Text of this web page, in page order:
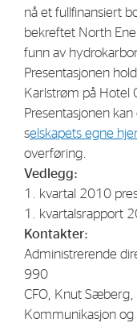
nå et fullfinansiert
bekreftet North
funn av
Presentasjonen
Karlstrøm på Hotel
Presentasjonen
selskapets egne
overføring.
Vedlegg:
1. kvartal 2010
1. kvartalsrapport
Kontakter:
Administrerende
990
CFO, Knut
Kommunikasjon og